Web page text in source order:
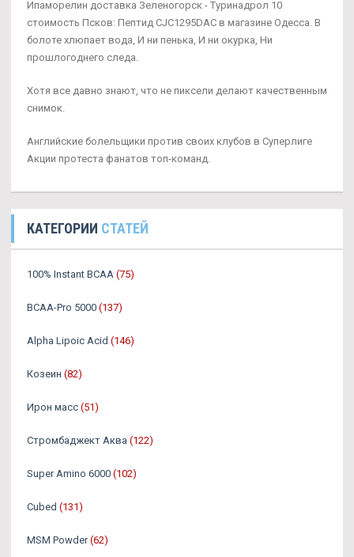
Ипаморелин доставка Зеленогорск - Туринадрол 10
стоимость Псков: Пептид CJC1295DAC в магазине Одесса. В
болоте хлюпает вода, И ни пенька, И ни окурка, Ни
прошлогоднего следа.
Хотя все давно знают, что не пиксели делают качественным
снимок.
Английские болельщики против своих клубов в Суперлиге
Акции протеста фанатов топ-команд.
КАТЕГОРИИ СТАТЕЙ
100% Instant BCAA (75)
BCAA-Pro 5000 (137)
Alpha Lipoic Acid (146)
Козеин (82)
Ирон масс (51)
Стромбаджект Аква (122)
Super Amino 6000 (102)
Cubed (131)
MSM Powder (62)